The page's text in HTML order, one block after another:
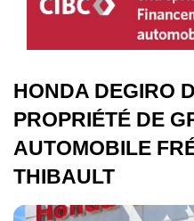
HONDA DEGIRO
PROPRIÉTÉ DE
AUTOMOBILE
THIBAULT